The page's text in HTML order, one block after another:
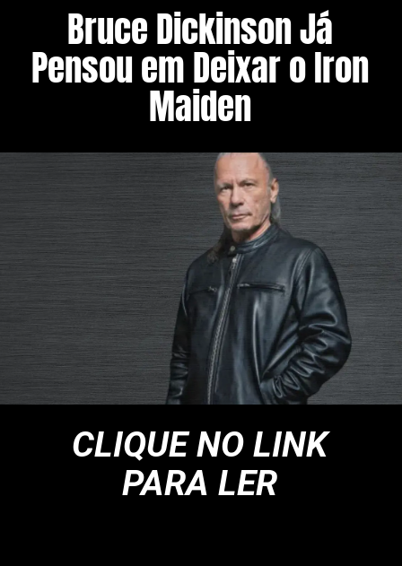
Bruce Dickinson Já
Pensou em Deixar o Iron
Maiden
CLIQUE NO LINK
PARA LER